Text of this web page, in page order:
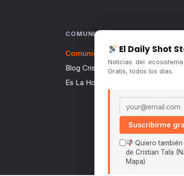
COMUNIDAD
Comunidad (Skool) ↗
Blog Cristian Tala ↗
Es La Hora de Aprender ↗
Políticas De
El Daily Shot
Noticias del
Gratis, todos los días.
Email address
Suscribirme
Quiero también
de Cristian Tala
Mapa)